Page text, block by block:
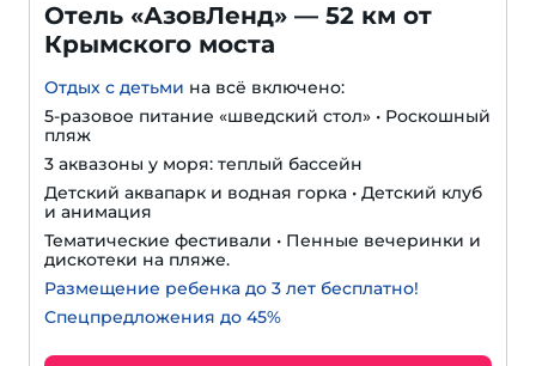
Отель «АзовЛенд» — 52 км от
Крымского моста
Отдых с детьми на всё включено:
5-разовое питание «шведский стол» • Роскошный
пляж
3 аквазоны у моря: теплый бассейн
Детский аквапарк и водная горка • Детский клуб
и анимация
Тематические фестивали • Пенные вечеринки и
дискотеки на пляже.
Размещение ребенка до 3 лет бесплатно!
Спецпредложения до 45%